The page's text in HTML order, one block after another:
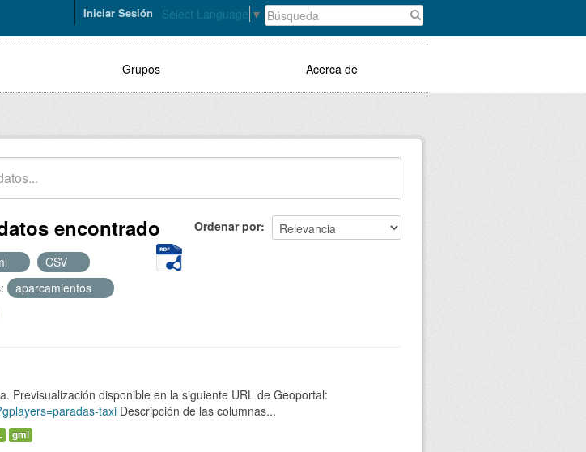
Select Language ▼
Iniciar Sesión
Grupos Acerca de
Ordenar por
encontrado
CSV
aparcamientos
Previsualización disponible en la siguiente URL de Geoportal:
taxi Descripción de las columnas...
gml